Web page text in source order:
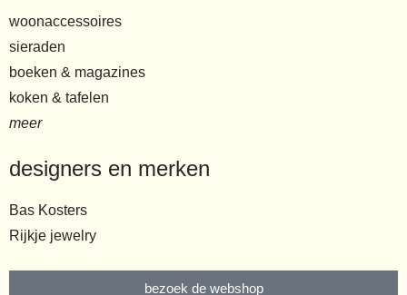
woonaccessoires
sieraden
boeken & magazines
koken & tafelen
meer
designers en merken
Bas Kosters
Rijkje jewelry
bezoek de webshop